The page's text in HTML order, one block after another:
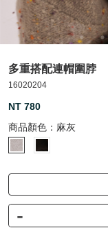
多重搭配連帽圍脖
16020204
NT 780
商品顏色： 麻灰
-